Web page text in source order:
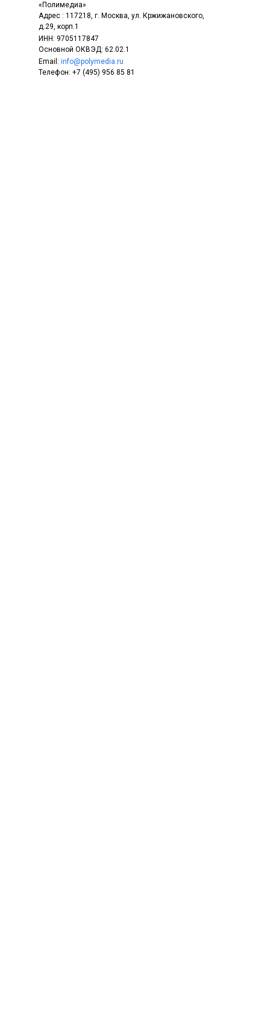
«Полимедиа»
Адрес : 117218, г. Москва, ул. Кржижановского,
д.29, корп.1
ИНН: 9705117847
Основной ОКВЭД: 62.02.1
Email: info@polymedia.ru
Телефон: +7 (495) 956 85 81